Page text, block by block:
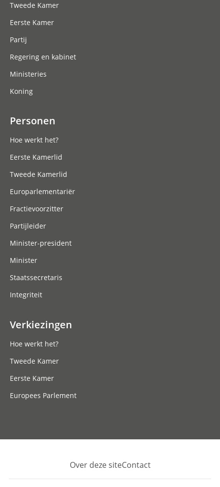
Tweede Kamer
Eerste Kamer
Partij
Regering en kabinet
Ministeries
Koning
Personen
Hoe werkt het?
Eerste Kamerlid
Tweede Kamerlid
Europarlementariër
Fractievoorzitter
Partijleider
Minister-president
Minister
Staatssecretaris
Integriteit
Verkiezingen
Hoe werkt het?
Tweede Kamer
Eerste Kamer
Europees Parlement
Footer
Over deze siteContact